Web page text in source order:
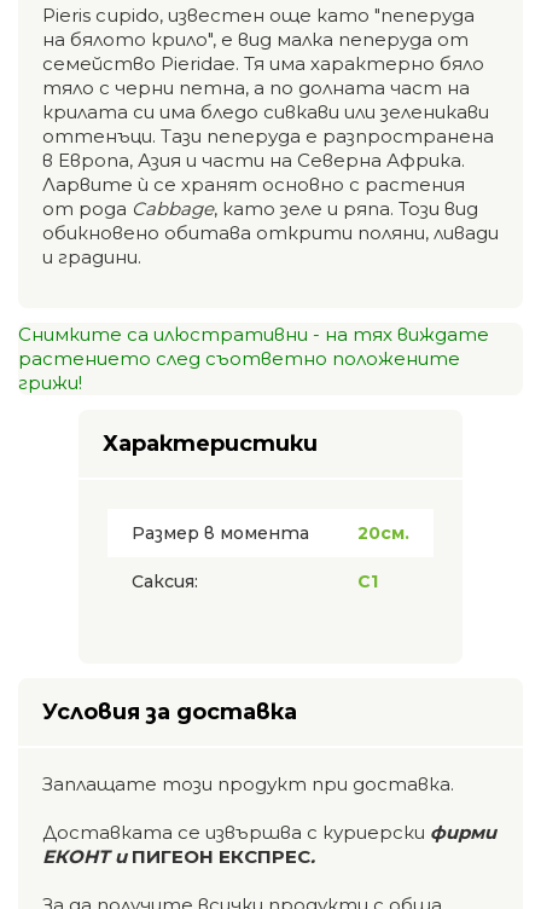
Pieris cupido, известен още като "пеперуда
на бялото крило", е вид малка пеперуда от
семейство Pieridae. Тя има характерно бяло
тяло с черни петна, а по долната част на
крилата си има бледо сивкави или зеленикави
оттенъци. Тази пеперуда е разпространена
в Европа, Азия и части на Северна Африка.
Ларвите ѝ се хранят основно с растения
от рода Cabbage, като зеле и ряпа. Този вид
обикновено обитава открити поляни, ливади
и градини.
Снимките са илюстративни - на тях виждате
растението след съответно положените
грижи!
Характеристики
Размер в момента 20см.
Саксия: C1
Условия за доставка
Заплащате този продукт при доставка.
Доставката се извършва с куриерски фирми
ЕКОНТ и ПИГЕОН ЕКСПРЕС.